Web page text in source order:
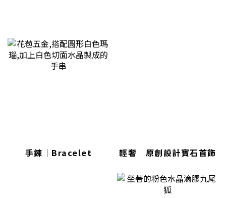
手鍊｜Bracelet 輕奢│原創設計寶石首飾